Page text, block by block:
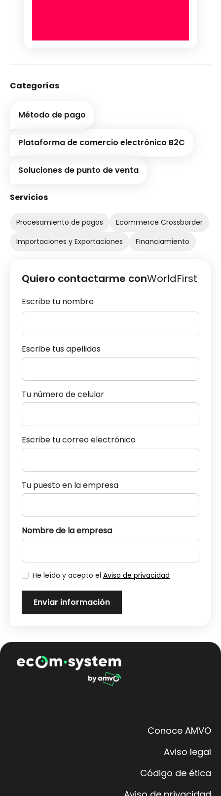
Categorías
Método de pago
Plataforma de comercio electrónico B2C
Soluciones de punto de venta
Servicios
Procesamiento de pagos
Ecommerce Crossborder
Importaciones y Exportaciones
Financiamiento
Quiero contactarme conWorldFirst
Escribe tu nombre
Escribe tus apellidos
Tu número de celular
Escribe tu correo electrónico
Tu puesto en la empresa
Nombre de la empresa
He leído y acepto el Aviso de privacidad
Conoce AMVO
Aviso legal
Código de ética